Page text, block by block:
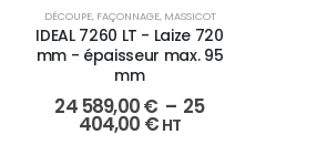
DÉCOUPE, FAÇONNAGE, MASSICOT
IDEAL 7260 LT - Laize 720
mm - épaisseur max. 95
mm
24 589,00€ – 25
404,00 € HT